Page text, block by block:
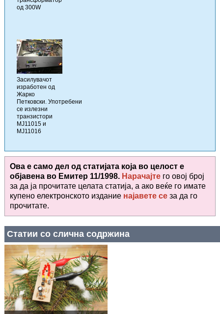
од 300W
Засилувачот
изработен од
Жарко
Петковски. Употребени
се излезни
транзистори
MJ11015 и
MJ11016
Ова е само дел од статијата која во целост е
објавена во Емитер 11/1998. Нарачајте го овој број
за да ја прочитате целата статија, а ако веќе го имате
купено електронското издание најавете се за да го
прочитате.
Статии со слична содржина